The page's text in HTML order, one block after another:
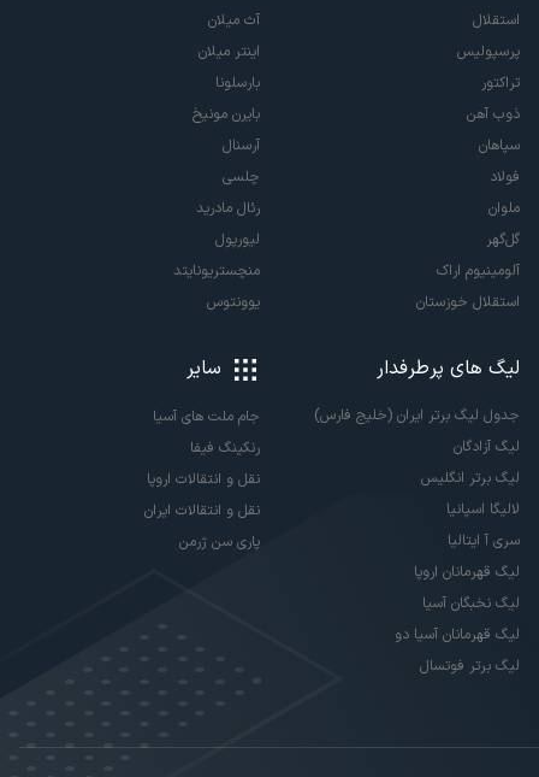
استقلال
پرسپولیس
تراکتور
ذوب آهن
سپاهان
فولاد
ملوان
گل‌گهر
آلومینیوم اراک
استقلال خوزستان
آث میلان
اینتر میلان
بارسلونا
بایرن مونیخ
آرسنال
چلسی
رئال مادرید
لیورپول
منچستریونایتد
یوونتوس
لیگ های پرطرفدار
جدول لیگ برتر ایران (خلیج فارس)
لیگ آزادگان
لیگ برتر انگلیس
لالیگا اسپانیا
سری آ ایتالیا
لیگ قهرمانان اروپا
لیگ نخبگان آسیا
لیگ قهرمانان آسیا دو
لیگ برتر فوتسال
سایر
جام ملت های آسیا
رنکینگ فیفا
نقل و انتقالات اروپا
نقل و انتقالات ایران
پاری سن ژرمن